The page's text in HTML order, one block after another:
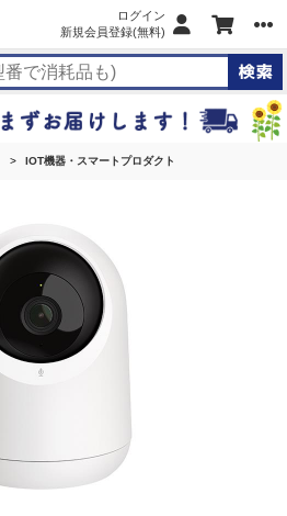
ログイン
新規会員登録(無料)
IOT機器・スマートプロダクト